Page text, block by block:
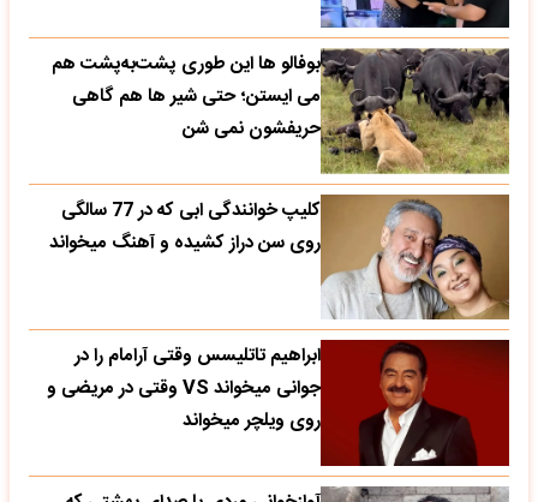
بوفالو ها این‌ طوری پشت‌به‌پشت هم
می‌ ایستن؛ حتی شیر ها هم گاهی
حریفشون نمی‌ شن
کلیپ خوانندگی ابی که در 77 سالگی
روی سن دراز کشیده و آهنگ میخواند
ابراهیم تاتلیسس وقتی آرامام را در
جوانی میخواند VS وقتی در مریضی و
روی ویلچر میخواند